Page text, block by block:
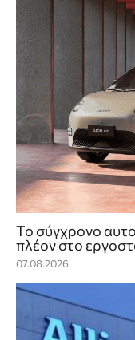
Το σύγχρονο
πλέον στο
07.08.2026